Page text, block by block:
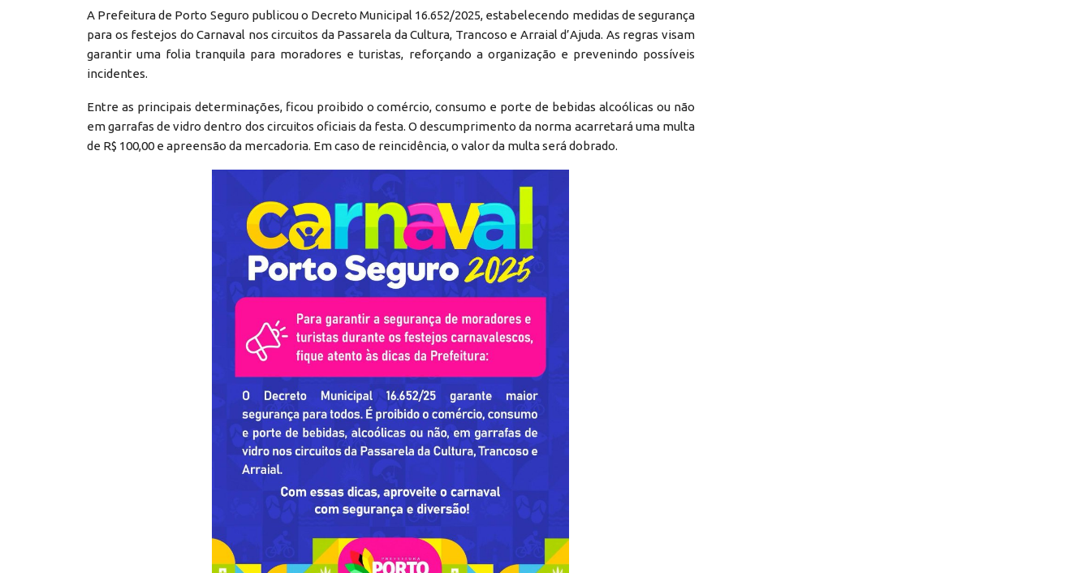
A Prefeitura de Porto Seguro publicou o Decreto Municipal 16.652/2025, estabelecendo medidas de segurança
para os festejos do Carnaval nos circuitos da Passarela da Cultura, Trancoso e Arraial d’Ajuda. As regras visam
garantir uma folia tranquila para moradores e turistas, reforçando a organização e prevenindo possíveis
incidentes.
Entre as principais determinações, ficou proibido o comércio, consumo e porte de bebidas alcoólicas ou não
em garrafas de vidro dentro dos circuitos oficiais da festa. O descumprimento da norma acarretará uma multa
de R$ 100,00 e apreensão da mercadoria. Em caso de reincidência, o valor da multa será dobrado.